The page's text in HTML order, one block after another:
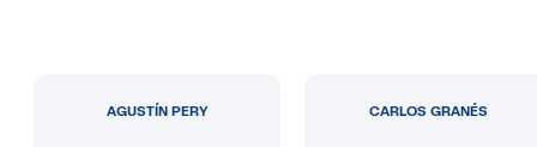
AGUSTÍN PERY CARLOS GRANÉS